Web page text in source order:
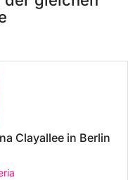
Clayallee in Berlin